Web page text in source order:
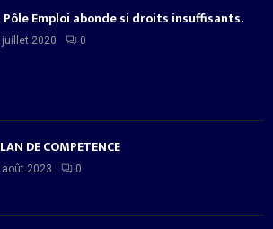
Pôle Emploi abonde si droits insuffisants.
juillet 2020 0
DE COMPETENCE
août 2023 0